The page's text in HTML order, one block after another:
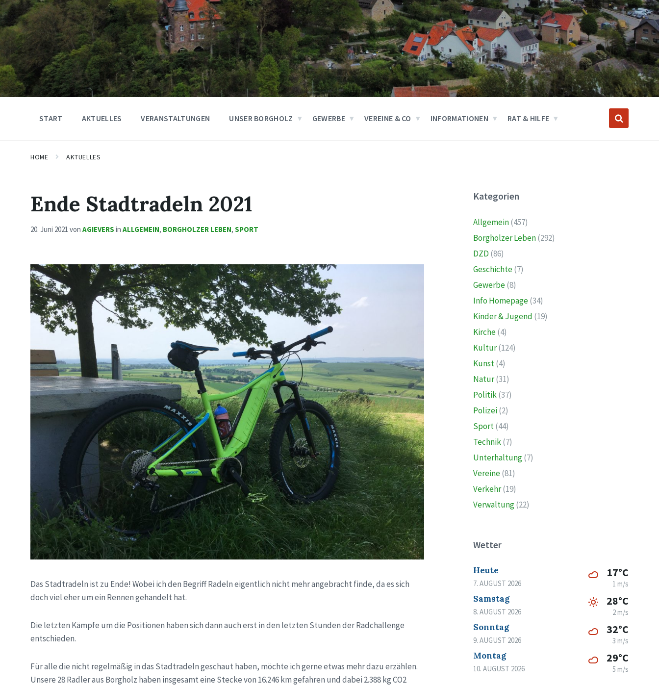
START AKTUELLES VERANSTALTUNGEN UNSER BORGHOLZ GEWERBE VEREINE & CO INFORMATIONEN RAT & HILFE
HOME AKTUELLES
Ende Stadtradeln 2021
20. Juni 2021 von AGIEVERS in ALLGEMEIN, BORGHOLZER LEBEN, SPORT
Das Stadtradeln ist zu Ende! Wobei ich den Begriff Radeln eigentlich nicht mehr angebracht finde, da es sich
doch viel eher um ein Rennen gehandelt hat.
Die letzten Kämpfe um die Positionen haben sich dann auch erst in den letzten Stunden der Radchallenge
entschieden.
Für alle die nicht regelmäßig in das Stadtradeln geschaut haben, möchte ich gerne etwas mehr dazu erzählen.
Unsere 28 Radler aus Borgholz haben insgesamt eine Stecke von 16.246 km gefahren und dabei 2.388 kg CO2
Kategorien
Allgemein(457)
Borgholzer Leben(292)
DZD (86)
Geschichte(7)
Gewerbe(8)
Info Homepage(34)
Kinder & Jugend (19)
Kirche(4)
Kultur(124)
Kunst(4)
Natur(31)
Politik(37)
Polizei(2)
Sport(44)
Technik(7)
Unterhaltung(7)
Vereine(81)
Verkehr(19)
Verwaltung(22)
Wetter
Heute
7. AUGUST 2026
17°C
1 m/s
Samstag
8. AUGUST 2026
28°C
2 m/s
Sonntag
9. AUGUST 2026
32°C
3 m/s
Montag
10. AUGUST 2026
29°C
5 m/s